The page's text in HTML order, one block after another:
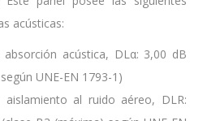
acústicas:
absorción acústica, DLα: 3,00 dB
UNE-EN 1793-1)
aislamiento al ruido aéreo, DLR: